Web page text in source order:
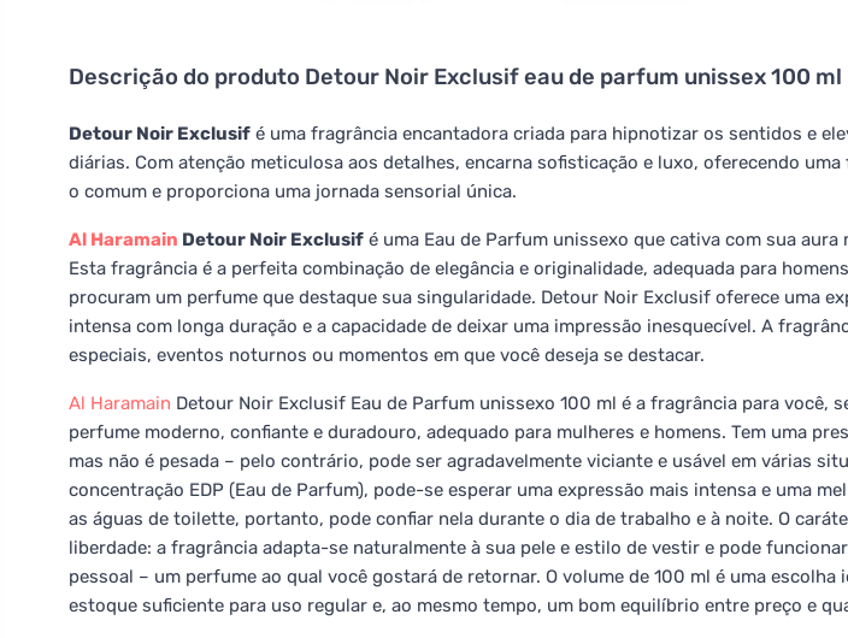
Descrição do produto Detour Noir Exclusif eau de parfum unissex 100 ml
Detour Noir Exclusif é uma fragrância encantadora criada para hipnotizar os sentidos e
diárias. Com atenção meticulosa aos detalhes, encarna sofisticação e luxo, oferecendo
o comum e proporciona uma jornada sensorial única.
Al Haramain Detour Noir Exclusif é uma Eau de Parfum unissexo que cativa com sua
Esta fragrância é a perfeita combinação de elegância e originalidade, adequada para
procuram um perfume que destaque sua singularidade. Detour Noir Exclusif oferece uma
intensa com longa duração e a capacidade de deixar uma impressão inesquecível. A
especiais, eventos noturnos ou momentos em que você deseja se destacar.
Al Haramain Detour Noir Exclusif Eau de Parfum unissexo 100 ml é a fragrância para você,
perfume moderno, confiante e duradouro, adequado para mulheres e homens. Tem uma
mas não é pesada – pelo contrário, pode ser agradavelmente viciante e usável em várias
concentração EDP (Eau de Parfum), pode-se esperar uma expressão mais intensa e uma
as águas de toilette, portanto, pode confiar nela durante o dia de trabalho e à noite. O
liberdade: a fragrância adapta-se naturalmente à sua pele e estilo de vestir e pode
pessoal – um perfume ao qual você gostará de retornar. O volume de 100 ml é uma escolha
estoque suficiente para uso regular e, ao mesmo tempo, um bom equilíbrio entre preço e